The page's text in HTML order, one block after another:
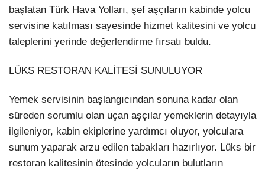
başlatan Türk Hava Yolları, şef aşçıların kabinde yolcu
servisine katılması sayesinde hizmet kalitesini ve yolcu
taleplerini yerinde değerlendirme fırsatı buldu.
LÜKS RESTORAN KALİTESİ SUNULUYOR
Yemek servisinin başlangıcından sonuna kadar olan
süreden sorumlu olan uçan aşçılar yemeklerin detayıyla
ilgileniyor, kabin ekiplerine yardımcı oluyor, yolculara
sunum yaparak arzu edilen tabakları hazırlıyor. Lüks bir
restoran kalitesinin ötesinde yolcuların bulutların